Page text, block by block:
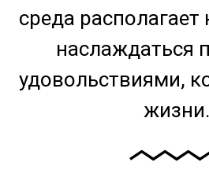
среда располагает
наслаждаться
удовольствиями,
жизни.